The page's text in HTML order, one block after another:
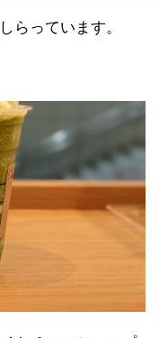
らっています。